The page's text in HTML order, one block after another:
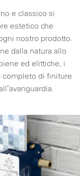
e classico si
estetico che
nostro prodotto.
dalla natura allo
ed elittiche, i
completo di finiture